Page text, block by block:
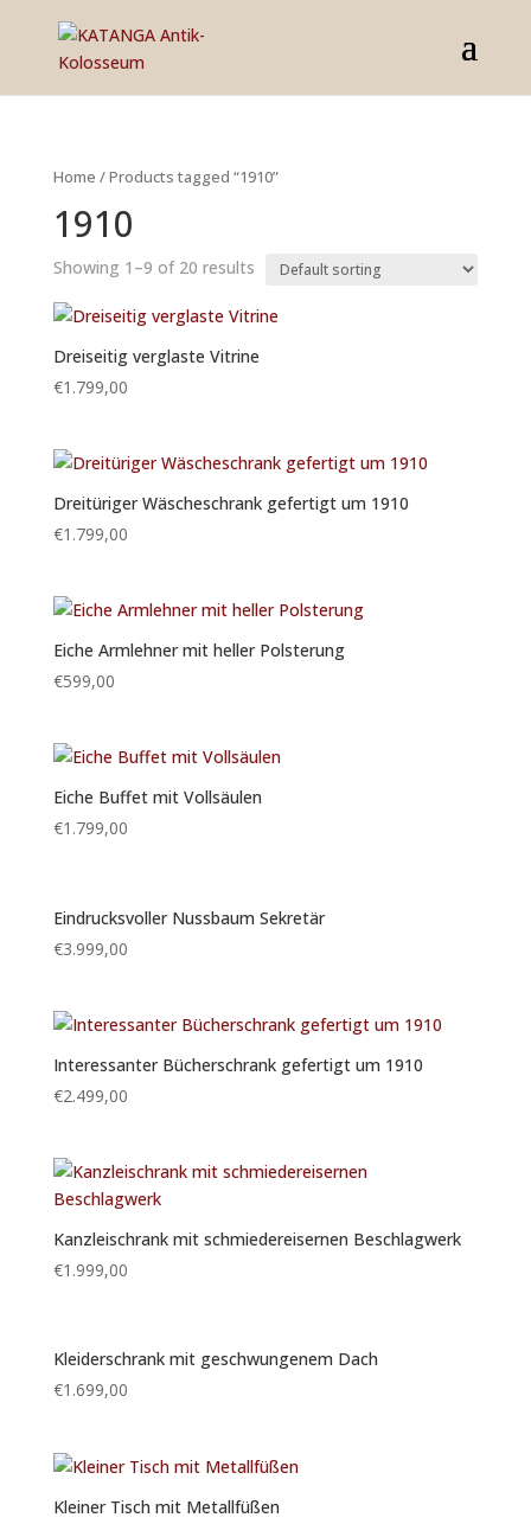
Home / Products tagged “1910”
1910
Showing 1–9 of 20 results
Dreiseitig verglaste Vitrine
€1.799,00
Dreitüriger Wäscheschrank gefertigt um 1910
€1.799,00
Eiche Armlehner mit heller Polsterung
€599,00
Eiche Buffet mit Vollsäulen
€1.799,00
Eindrucksvoller Nussbaum Sekretär
€3.999,00
Interessanter Bücherschrank gefertigt um 1910
€2.499,00
Kanzleischrank mit schmiedereisernen Beschlagwerk
€1.999,00
Kleiderschrank mit geschwungenem Dach
€1.699,00
Kleiner Tisch mit Metallfüßen